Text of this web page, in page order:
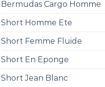
Bermudas Cargo Homme
Short Homme Ete
Short Femme Fluide
Short En Eponge
Short Jean Blanc